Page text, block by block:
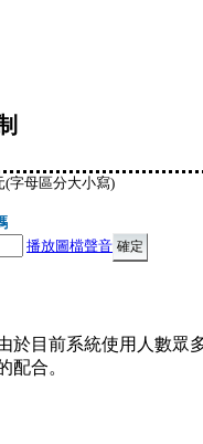
(字母區分大小寫)
播放圖檔聲音
於目前系統使用人數眾
配合。